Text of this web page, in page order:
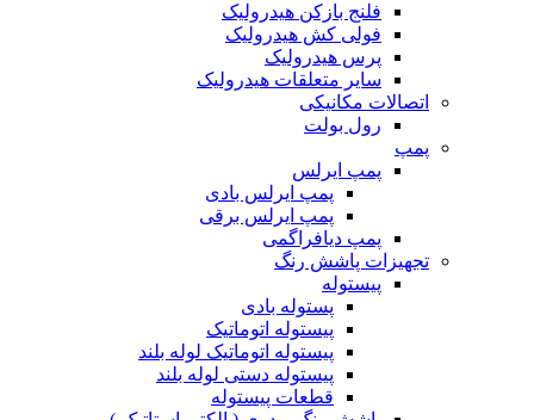
فلنج بازکن هیدرولیک
فولی کش هیدرولیک
پرس هیدرولیک
سایر متعلقات هیدرولیک
اتصالات مکانیکی
رول بولت
پمپ
پمپ ایرلس
پمپ ایرلس بادی
پمپ ایرلس برقی
پمپ دیافراگمی
تجهیزات پاشش رنگ
پیستوله
پستوله بادی
پیستوله اتوماتیک
پیستوله اتوماتیک لوله بلند
پیستوله دستی لوله بلند
قطعات پیستوله